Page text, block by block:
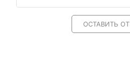
ОСТАВИТЬ